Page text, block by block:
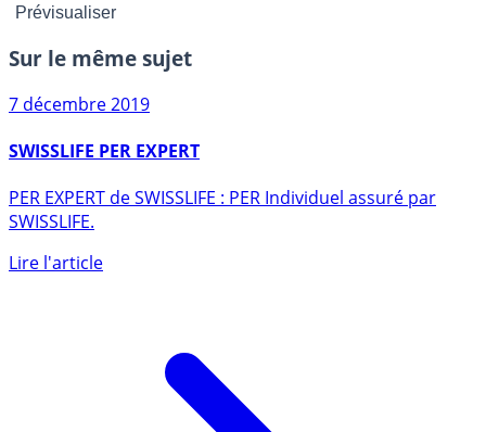
Sur le même sujet
7 décembre 2019
SWISSLIFE PER EXPERT
PER EXPERT de SWISSLIFE : PER Individuel assuré par
SWISSLIFE.
Lire l'article